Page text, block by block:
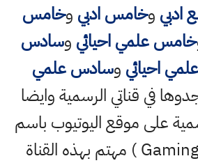
ادبي وخامس ادبي وخامس
خامس علمي احيائي وسادس
احيائي وسادس علمي
في قناتي الرسمية وايضا
على موقع اليوتيوب باسم
( احمد مهدي Gaming ) مهتم بهذه القناة